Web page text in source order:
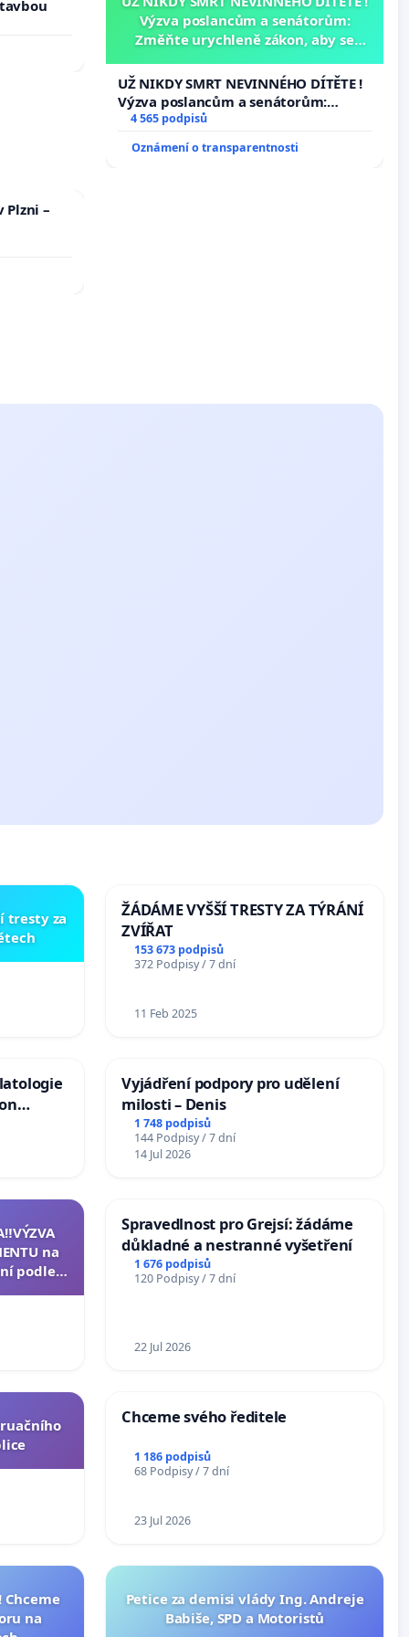
Výzva poslancům a senátorům:
Změňte urychleně zákon, aby se
opakovat!
UŽ NIKDY SMRT NEVINNÉHO DÍTĚTE !
Výzva poslancům a senátorům:
Změňte urychleně zákon, aby se
opakovat!
4 565 podpisů
Oznámení o transparentnosti
Plzni –
tresty za
ŽÁDÁME VYŠŠÍ TRESTY ZA TÝRÁNÍ
ZVÍŘAT
153 673 podpisů
372 Podpisy / 7 dní
11 Feb 2025
Vyjádření podpory pro udělení
milosti – Denis
1 748 podpisů
144 Podpisy / 7 dní
14 Jul 2026
na
podle §
ústavní
Spravedlnost pro Grejsí: žádáme
důkladné a nestranné vyšetření
1 676 podpisů
120 Podpisy / 7 dní
22 Jul 2026
Chceme svého ředitele
1 186 podpisů
68 Podpisy / 7 dní
23 Jul 2026
Chceme
na
Petice za demisi vlády Ing. Andreje
Babiše, SPD a Motoristů